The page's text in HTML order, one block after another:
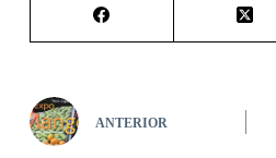
ANTERIOR